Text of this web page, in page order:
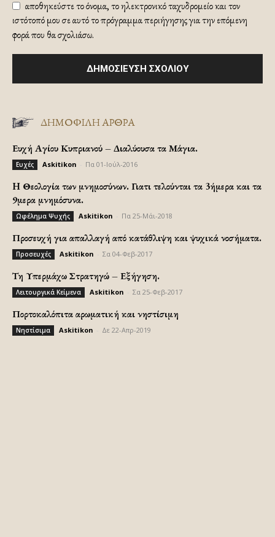
αποθηκεύστε το όνομα, το ηλεκτρονικό ταχυδρομείο και τον
ιστότοπό μου σε αυτό το πρόγραμμα περιήγησης για την επόμενη
φορά που θα σχολιάσω.
ΔΗΜΟΦΙΛΗ ΑΡΘΡΑ
Ευχή Αγίου Κυπριανού – Διαλύουσα τα Μάγια.
Ευχές Askitikon Πα 01-Ιούλ-2016
H Θεολογία των μνημοσύνων. Γιατι τελούνται τα 3ήμερα και τα
9μερα μνημόσυνα.
Ωφέλημα Ψυχής Askitikon Πα 25-Μάι-2018
Προσευχή για απαλλαγή από κατάθλιψη και ψυχικά νοσήματα.
Προσευχές Askitikon Σα 04-Φεβ-2017
Τη Υπερμάχω Στρατηγώ – Εξήγηση.
Λειτουργικά Κείμενα Askitikon Σα 25-Φεβ-2017
Πορτοκαλόπιτα αρωματική και νηστίσιμη
Νηστίσιμα Askitikon Δε 22-Απρ-2019